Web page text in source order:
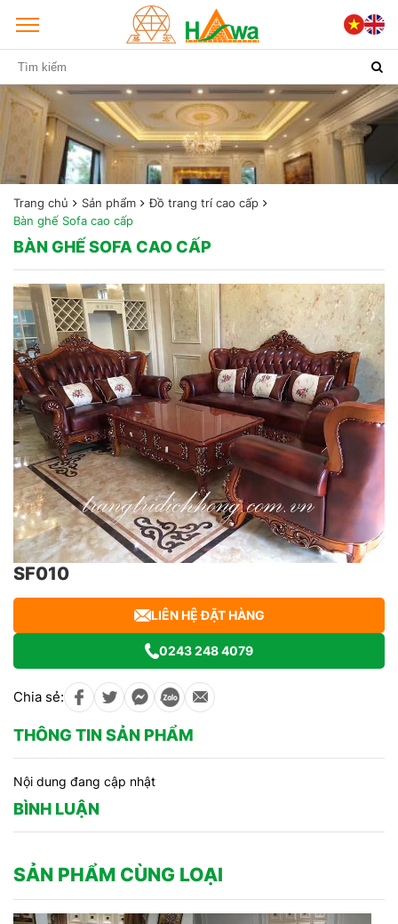
Trang chủ Sản phẩm
Đồ trang trí cao cấp
Bàn ghế Sofa cao cấp
BÀN GHẾ SOFA CAO CẤP
SF010
LIÊN HỆ ĐẶT HÀNG
0243 248 4079
Chia sẻ:
THÔNG TIN SẢN PHẨM
Nội dung đang cập nhật
BÌNH LUẬN
SẢN PHẨM CÙNG LOẠI